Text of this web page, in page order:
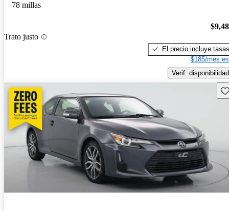
78 millas
Trato justo
El precio incluye tasas
$185/mes
Verif. disponibilidad